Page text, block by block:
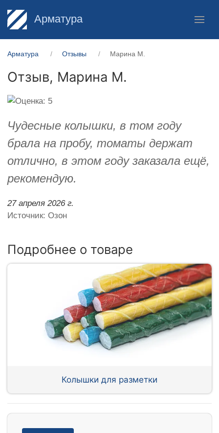
Арматура
Арматура Отзывы Марина М.
Отзыв, Марина М.
Чудесные колышки, в том году
брала на пробу, томаты держат
отлично, в этом году заказала ещё,
рекомендую.
27 апреля 2026 г.
Источник: Озон
Подробнее о товаре
Колышки для разметки